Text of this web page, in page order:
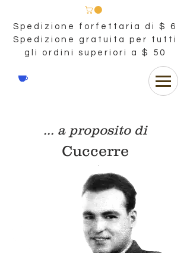
Spedizione forfettaria di $ 6
Spedizione gratuita per tutti
gli ordini superiori a $ 50
... a proposito di
Cuccerre